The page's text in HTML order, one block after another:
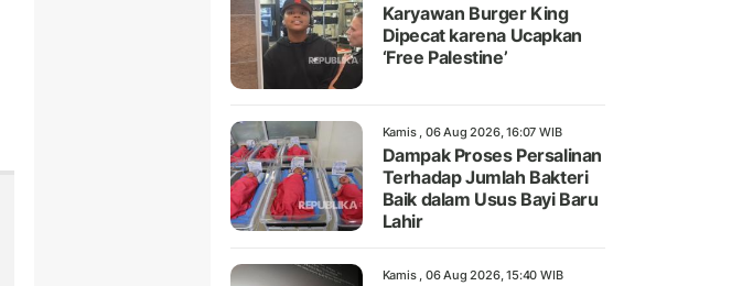
Karyawan Burger King
Dipecat karena Ucapkan
‘Free Palestine’
Kamis , 06 Aug 2026, 16:07 WIB
Dampak Proses Persalinan
Terhadap Jumlah Bakteri
Baik dalam Usus Bayi Baru
Lahir
Kamis , 06 Aug 2026, 15:40 WIB